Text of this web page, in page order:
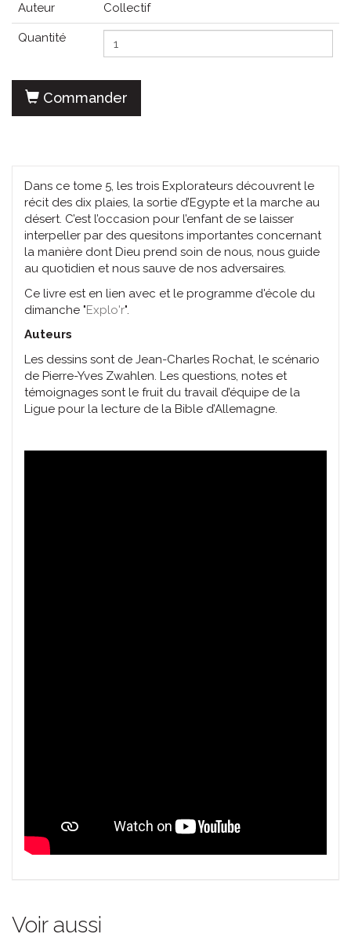
Auteur Collectif
Quantité
Commander
Dans ce tome 5, les trois Explorateurs découvrent le
récit des dix plaies, la sortie d’Egypte et la marche au
désert. C’est l’occasion pour l’enfant de se laisser
interpeller par des quesitons importantes concernant
la manière dont Dieu prend soin de nous, nous guide
au quotidien et nous sauve de nos adversaires.
Ce livre est en lien avec et le programme d'école du
dimanche "Explo'r".
Auteurs
Les dessins sont de Jean-Charles Rochat, le scénario
de Pierre-Yves Zwahlen. Les questions, notes et
témoignages sont le fruit du travail d’équipe de la
Ligue pour la lecture de la Bible d’Allemagne.
Voir aussi